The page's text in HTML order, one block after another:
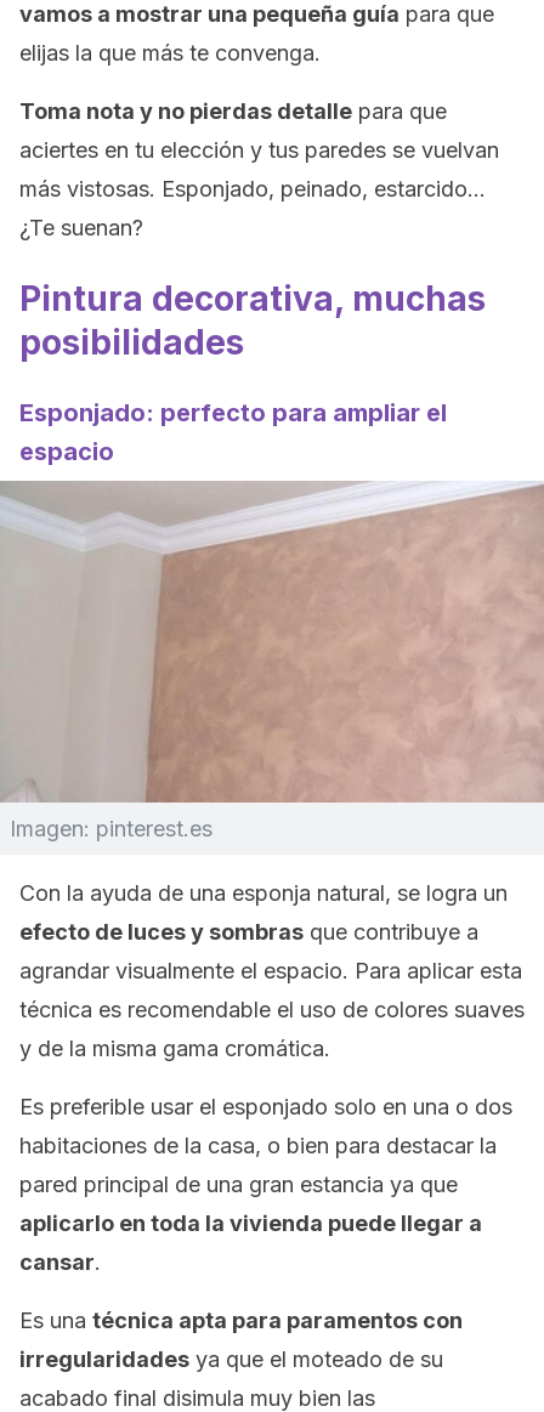
vamos a mostrar una pequeña guía para que
elijas la que más te convenga.
Toma nota y no pierdas detalle para que
aciertes en tu elección y tus paredes se vuelvan
más vistosas. Esponjado, peinado, estarcido…
¿Te suenan?
Pintura decorativa, muchas
posibilidades
Esponjado: perfecto para ampliar el
espacio
Imagen: pinterest.es
Con la ayuda de una esponja natural, se logra un
efecto de luces y sombras que contribuye a
agrandar visualmente el espacio. Para aplicar esta
técnica es recomendable el uso de colores suaves
y de la misma gama cromática.
Es preferible usar el esponjado solo en una o dos
habitaciones de la casa, o bien para destacar la
pared principal de una gran estancia ya que
aplicarlo en toda la vivienda puede llegar a
cansar.
Es una técnica apta para paramentos con
irregularidades ya que el moteado de su
acabado final disimula muy bien las